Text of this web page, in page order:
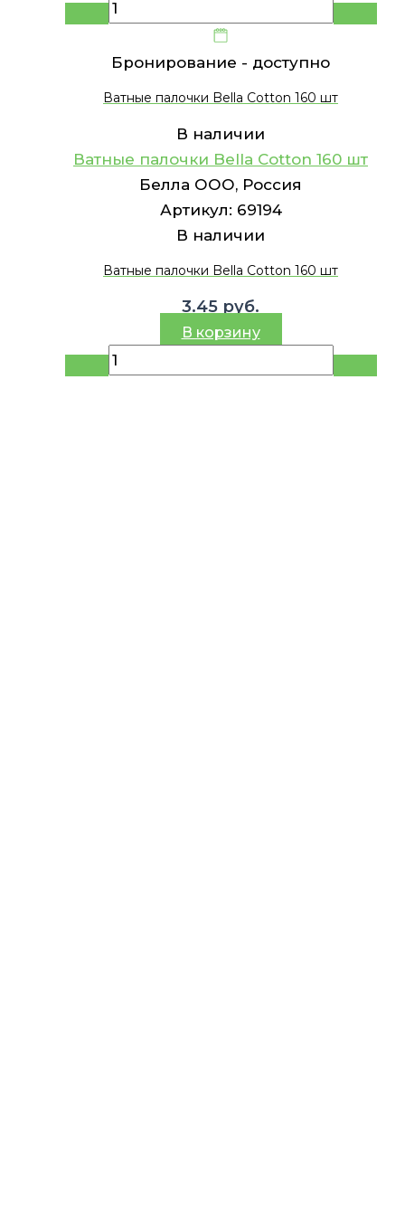
Бронирование - доступно
Ватные палочки Bella Cotton 160 шт
В наличии
Ватные палочки Bella Cotton 160 шт
Белла ООО, Россия
Артикул: 69194
В наличии
Ватные палочки Bella Cotton 160 шт
3.45 руб.
В корзину